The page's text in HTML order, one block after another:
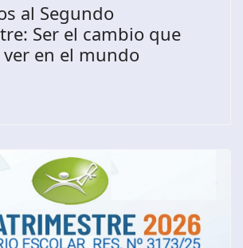
al Segundo
Ser el cambio que
en el mundo